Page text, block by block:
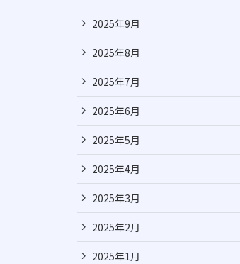
2025年9月
2025年8月
2025年7月
2025年6月
2025年5月
2025年4月
2025年3月
2025年2月
2025年1月